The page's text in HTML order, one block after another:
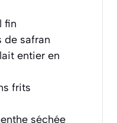
fin
de safran
entier en
frits
séchée